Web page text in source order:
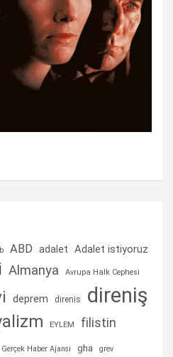
ABD adalet Adalet istiyoruz
Almanya Avrupa Halk Cephesi
deprem direnis direniş
EYLEM filistin
Gerçek Haber Ajansı gha grev